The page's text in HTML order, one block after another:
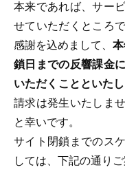
本来であれば、サー
せていただくところ
感謝を込めまして、
鎖日までの反響課金
いただくことといた
請求は発生いたしま
と幸いです。
サイト閉鎖までのス
しては、下記の通り